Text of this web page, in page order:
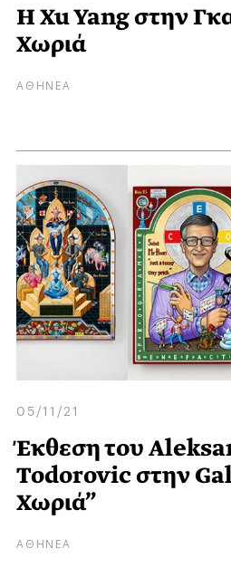
Η Xu Yang στην
Χωριά
ΑΘΗΝΕΑ
05/11/21
Έκθεση του
Todorovic στην
Χωριά”
ΑΘΗΝΕΑ